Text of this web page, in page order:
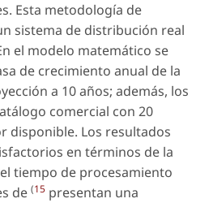
Esta metodología de
sistema de distribución real
el modelo matemático se
de crecimiento anual de la
a 10 años; además, los
comercial con 20
disponible. Los resultados
en términos de la
tiempo de procesamiento
de (15 presentan una